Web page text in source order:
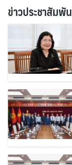
ข่าวประชาสัมพั